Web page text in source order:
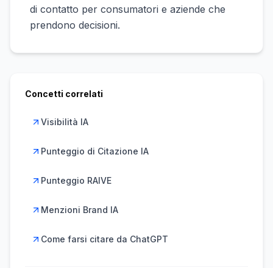
di contatto per consumatori e aziende che
prendono decisioni.
Concetti correlati
Visibilità IA
Punteggio di Citazione IA
Punteggio RAIVE
Menzioni Brand IA
Come farsi citare da ChatGPT